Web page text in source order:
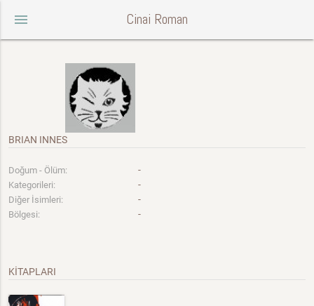
menu Cinai Roman
BRIAN INNES
Doğum - Ölüm: -
Kategorileri: -
Diğer İsimleri: -
Bölgesi: -
KİTAPLARI